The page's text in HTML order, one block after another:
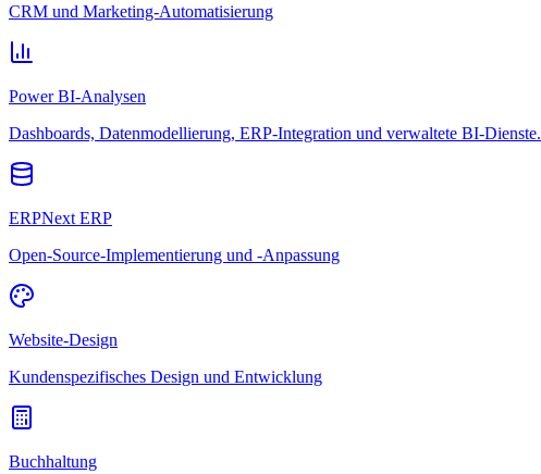
CRM und Marketing-Automatisierung
Power BI-Analysen
Dashboards, Datenmodellierung, ERP-Integration und verwaltete BI-Dienste.
ERPNext ERP
Open-Source-Implementierung und -Anpassung
Website-Design
Kundenspezifisches Design und Entwicklung
Buchhaltung